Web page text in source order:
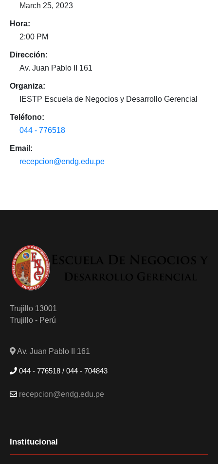
March 25, 2023
Hora:
2:00 PM
Dirección:
Av. Juan Pablo II 161
Organiza:
IESTP Escuela de Negocios y Desarrollo Gerencial
Teléfono:
044 - 776518
Email:
recepcion@endg.edu.pe
Trujillo 13001
Trujillo - Perú
Av. Juan Pablo II 161
044 - 776518 / 044 - 704843
recepcion@endg.edu.pe
Institucional